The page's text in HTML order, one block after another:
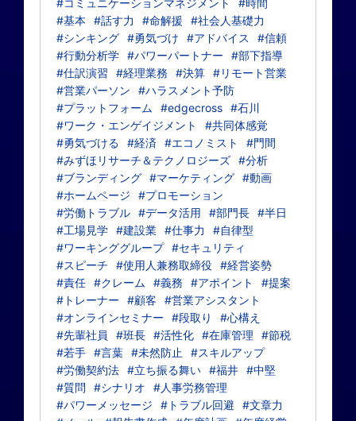
#コミュニケーションマネジメント
#時間
#基本
#話す力 #命解援
#社会人基礎力
#シンキング #勇気づけ #アドバイス
#信頼
#行動分析学 #パワーパートナー
#部下指導
#仕訳演習
#経理業務 #決算 #リモート営業
#営業パーソン
#ハラスメント予防
#プラットフォーム
#edgecross #石川
#ワーク・エンゲイジメント
#共同体感覚
#勇気づける
#経済 #エコノミスト
#門間
#みずほリサーチ＆テクノロジーズ #分析
#ブランディング #マーケティング #動画
#ホームページ
#プロモーション
#労働トラブル #データ活用 #部門長 #半日
#工場見学 #建設業 #仕事力
#自律型
#ワーキンググループ #セキュリティ
#スピーチ
#使用人兼務取締役 #経営姿勢
#責任 #クレーム #義務 #アポイント
#提案
#トレーナー
#顧客
#営業アシスタント
#オンラインセミナー
#段取り
#心構え
#先輩社員
#班長 #活性化 #在庫管理
#節税
#若手 #言葉 #未然防止
#スキルアップ
#労働契約法 #立ち振る舞い #福井 #中堅
#質問
#シナリオ
#人事労務管理
#パワーメッセージ
#トラブル回避
#文章力